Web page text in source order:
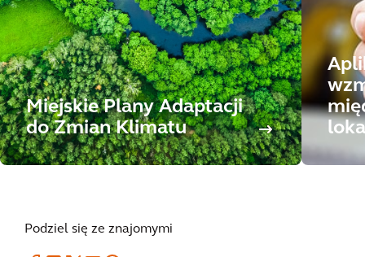
Miejskie Plany Adaptacji
do Zmian Klimatu
Podziel się ze znajomymi